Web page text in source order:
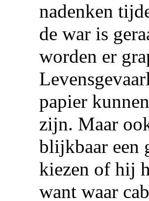
nadenken
de war is
worden er
papier
zijn. Maar
blijkbaar een
kiezen of hij
want waar